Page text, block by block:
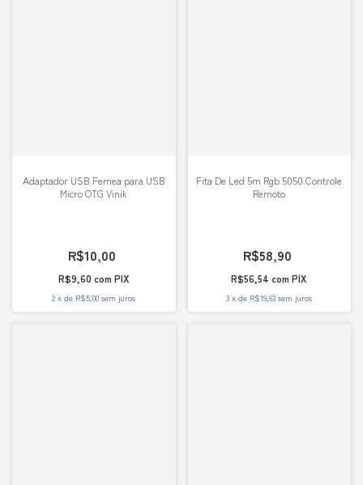
Adaptador USB Femea para USB
Micro OTG Vinik
R$10,00
R$9,60 com PIX
2 xde R$5,00 sem juros
Fita De Led 5m Rgb 5050 Controle
Remoto
R$58,90
R$56,54com PIX
3 xde R$19,63 sem juros